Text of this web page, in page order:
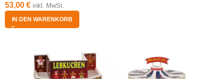
53,00 € inkl. MwSt.
IN DEN WARENKORB